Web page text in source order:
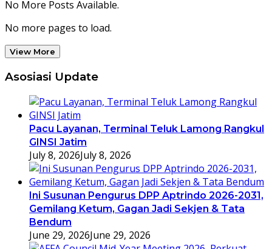
No More Posts Available.
No more pages to load.
View More
Asosiasi Update
Pacu Layanan, Terminal Teluk Lamong Rangkul
GINSI Jatim
July 8, 2026July 8, 2026
Ini Susunan Pengurus DPP Aptrindo 2026-2031,
Gemilang Ketum, Gagan Jadi Sekjen & Tata
Bendum
June 29, 2026June 29, 2026